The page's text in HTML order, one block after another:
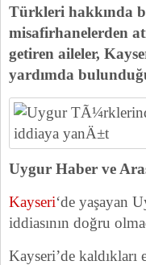
Türkleri hakkında
misafirhanelerden
getiren aileler,
yardımda
Uygur Haber ve
Kayseri‘de yaşayan
iddiasının doğru
Kayseri’de